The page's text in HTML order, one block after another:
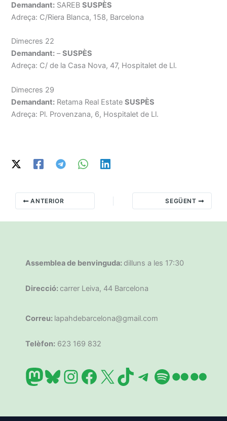
Demandant: SAREBSUSPÈS
Adreça: C/Riera Blanca, 158, Barcelona
Dimecres 22
Demandant: –SUSPÈS
Adreça: C/ de la Casa Nova, 47, Hospitalet de Ll.
Dimecres 29
Demandant: Retama Real EstateSUSPÈS
Adreça: Pl. Provenzana, 6, Hospitalet de Ll.
ANTERIOR SEGÜENT
Assemblea de benvinguda: dilluns a les 17:30
Direcció: carrer Leiva, 44 Barcelona
Correu: lapahdebarcelona@gmail.com
Telèfon: 623 169 832
Mastodon
Bluesky
Instagram
Facebook
X TikTok
Telegram
Spotify
Flickr